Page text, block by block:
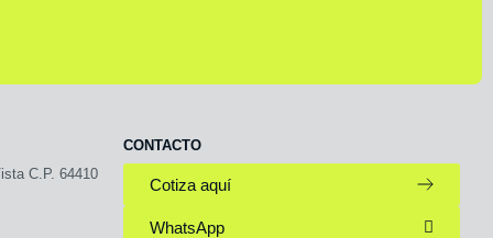
C.P. 64410
CONTACTO
Cotiza aquí
WhatsApp